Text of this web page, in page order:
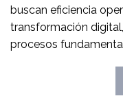
buscan eficiencia
transformación
procesos